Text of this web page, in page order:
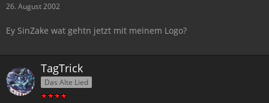
26. August 2002
Ey SinZake wat gehtn jetzt mit meinem Logo?
TagTrick
Das Alte Lied